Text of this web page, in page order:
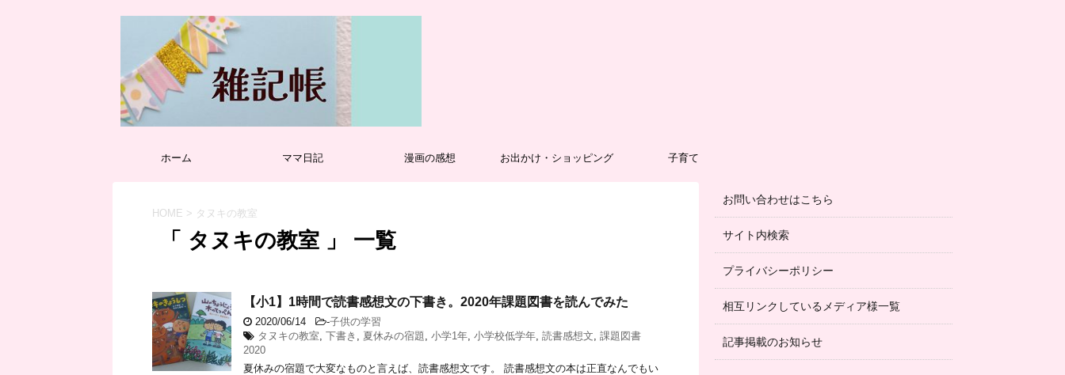
ホーム ママ日記 漫画の感想 お出かけ・ショッピング 子育て
HOME > タヌキの教室
「 タヌキの教室 」 一覧
【小1】1時間で読書感想文の下書き。2020年課題図書を読んでみた
2020/06/14 -子供の学習
タヌキの教室 下書き 夏休みの宿題 小学1年 小学校低学年 読書感想文 課題図書
2020
夏休みの宿題で大変なものと言えば、読書感想文です。 読書感想文の本は正直なんでもい
お問い合わせはこちら
サイト内検索
プライバシーポリシー
相互リンクしているメディア様一覧
記事掲載のお知らせ